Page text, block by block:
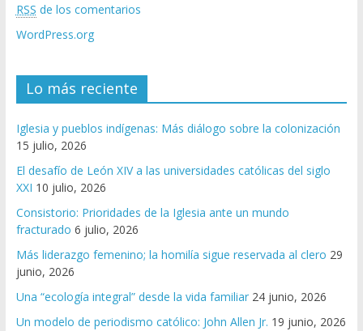
RSS de los comentarios
WordPress.org
Lo más reciente
Iglesia y pueblos indígenas: Más diálogo sobre la colonización
15 julio, 2026
El desafío de León XIV a las universidades católicas del siglo
XXI 10 julio, 2026
Consistorio: Prioridades de la Iglesia ante un mundo
fracturado 6 julio, 2026
Más liderazgo femenino; la homilía sigue reservada al clero 29
junio, 2026
Una “ecología integral” desde la vida familiar 24 junio, 2026
Un modelo de periodismo católico: John Allen Jr. 19 junio, 2026